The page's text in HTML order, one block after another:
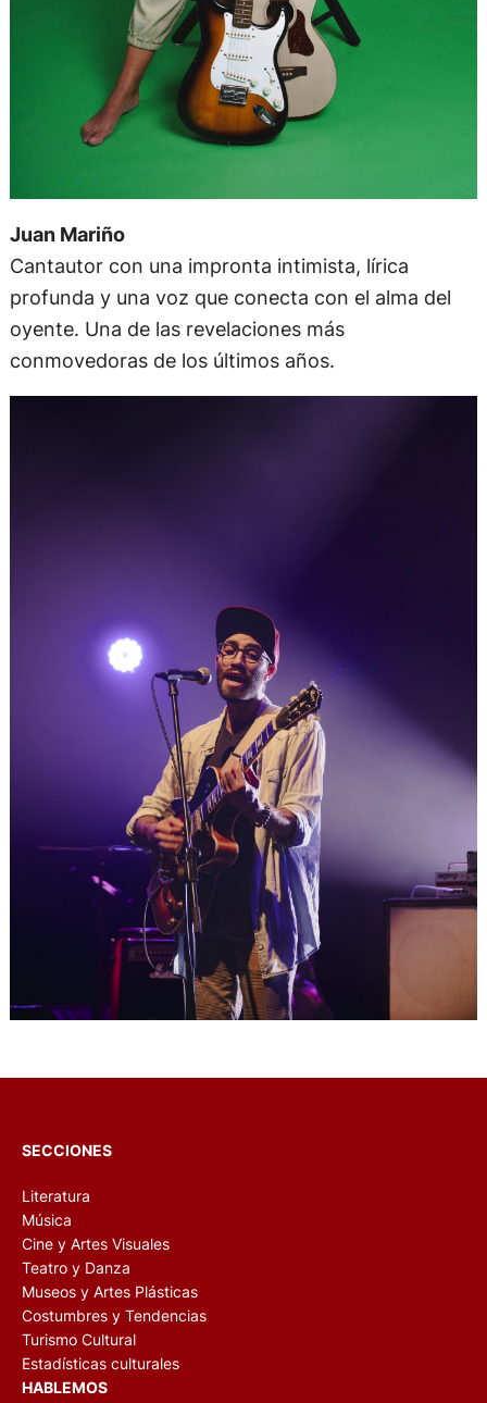
Juan Mariño
Cantautor con una impronta intimista, lírica
profunda y una voz que conecta con el alma del
SECCIONES
Literatura
Música
Cine y Artes Visuales
Teatro y Danza
Museos y Artes Plásticas
Costumbres y Tendencias
Turismo Cultural